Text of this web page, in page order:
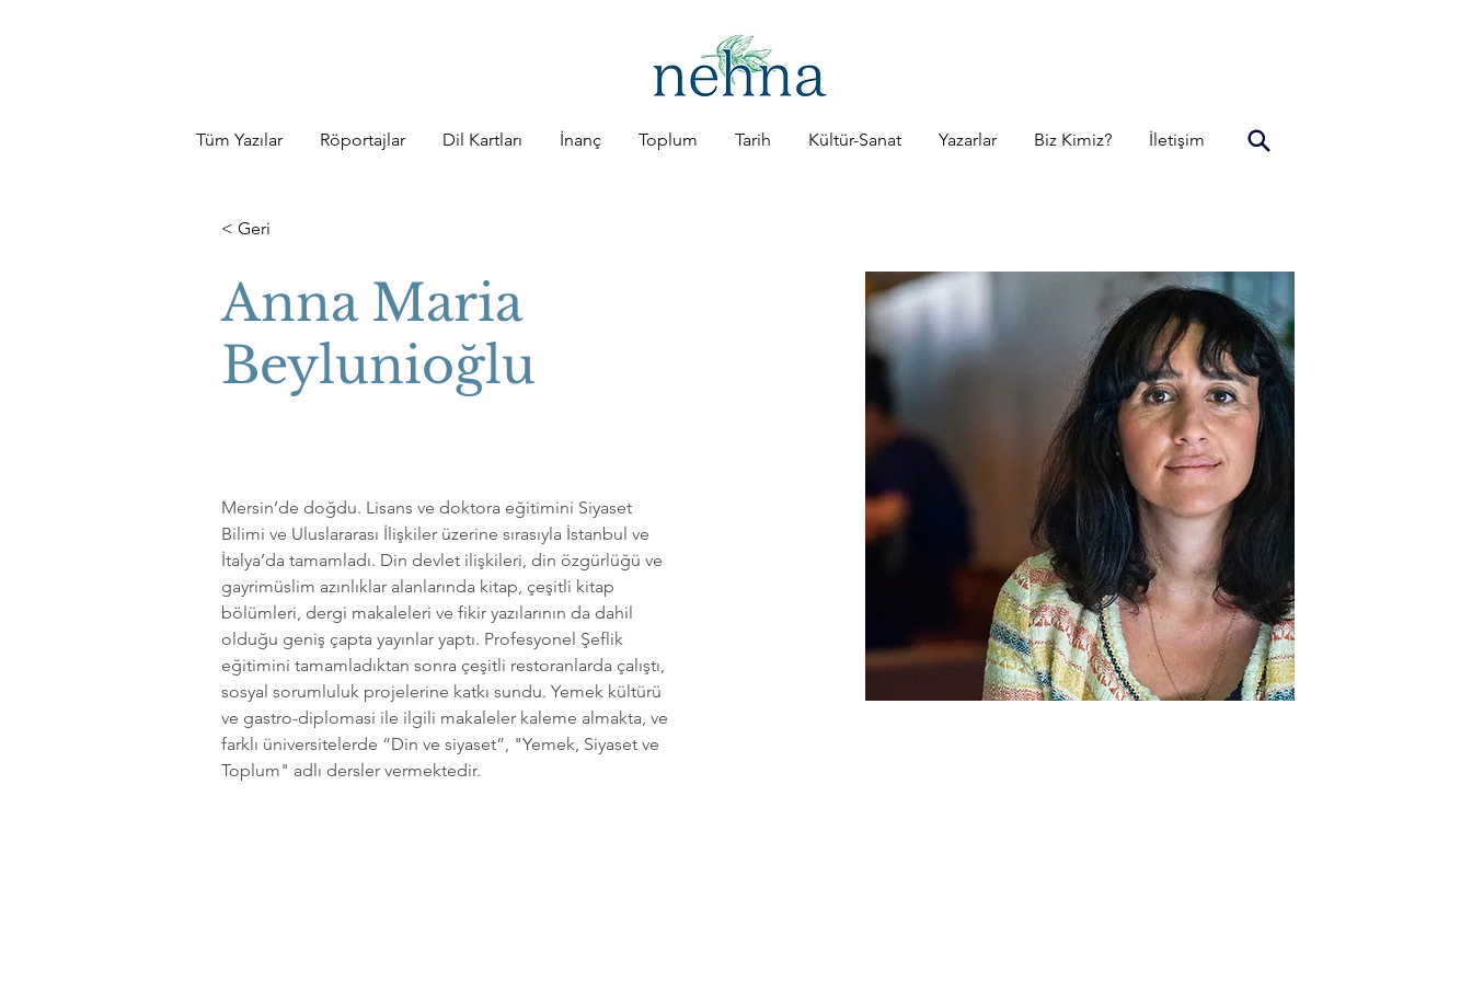
Tüm Yazılar Röportajlar Dil Kartları İnanç Toplum Tarih Kültür-Sanat Yazarlar Biz Kimiz? İletişim
< Geri
Anna Maria
Beylunioğlu
Mersin’de doğdu. Lisans ve doktora eğitimini Siyaset
Bilimi ve Uluslararası İlişkiler üzerine sırasıyla İstanbul ve
İtalya’da tamamladı. Din devlet ilişkileri, din özgürlüğü ve
gayrimüslim azınlıklar alanlarında kitap, çeşitli kitap
bölümleri, dergi makaleleri ve fikir yazılarının da dahil
olduğu geniş çapta yayınlar yaptı. Profesyonel Şeflik
eğitimini tamamladıktan sonra çeşitli restoranlarda çalıştı,
sosyal sorumluluk projelerine katkı sundu. Yemek kültürü
ve gastro-diplomasi ile ilgili makaleler kaleme almakta, ve
farklı üniversitelerde “Din ve siyaset”, "Yemek, Siyaset ve
Toplum" adlı dersler vermektedir.